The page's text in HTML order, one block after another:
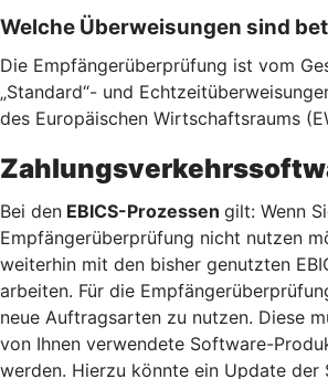
Welche Überweisungen sind
Die Empfängerüberprüfung ist vom
„Standard“- und
des Europäischen Wirtschaftsraums
Bei den EBICS-Prozessen gilt: Wenn
Empfängerüberprüfung nicht nutzen
weiterhin mit den bisher genutzten
arbeiten. Für die
neue Auftragsarten zu nutzen. Diese
von Ihnen verwendete Software-
werden. Hierzu könnte ein Update der